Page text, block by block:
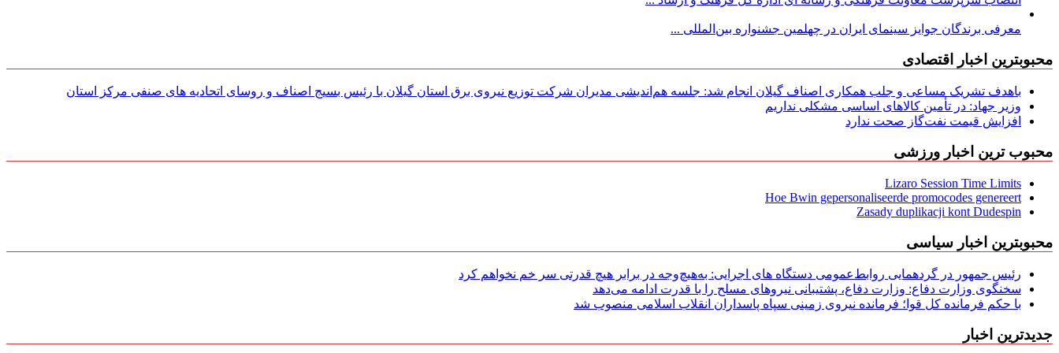
معرفی برندگان جوایز سینمای ایران در چهلمین جشنواره بین‌المللی ...
محبوبترین اخبار اقتصادی
باهدف تشریک مساعی و جلب همکاری اصناف گیلان انجام شد: جلسه هم‌اندیشی مدیران شركت توزیع نیروی برق استان گیلان با رئیس بسیج اصناف و روسای اتحادیه های صنفی مركز استان
وزیر جهاد: در تأمین کالاهای اساسی مشکلی نداریم
افزایش قیمت نفت‌گاز صحت ندارد
محبوب ترین اخبار ورزشی
Lizaro Session Time Limits
Hoe Bwin gepersonaliseerde promocodes genereert
Zasady duplikacji kont Dudespin
محبوبترین اخبار سیاسی
رئیس جمهور در گردهمایی روابط‌عمومی دستگاه های اجرایی: به‌هیچ‌وجه در برابر هیچ قدرتی سر خم نخواهم کرد
سخنگوی وزارت دفاع: وزارت دفاع، پشتیبانی نیرو‌های مسلح را با قدرت ادامه می‌دهد
با حکم فرمانده کل قوا؛ فرمانده نیروی زمینی سپاه پاسداران انقلاب اسلامی منصوب شد
جدیدترین اخبار